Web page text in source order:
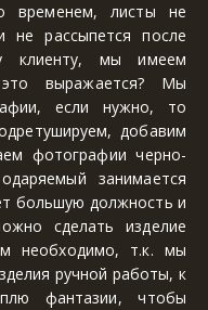
временем, листы не
рассыпется после
клиенту, мы имеем
выражается? Мы
если нужно, то
добавим
фотографии черно-
занимается
большую должность и
сделать изделие
необходимо, т.к. мы
ручной работы, к
фантазии, чтобы